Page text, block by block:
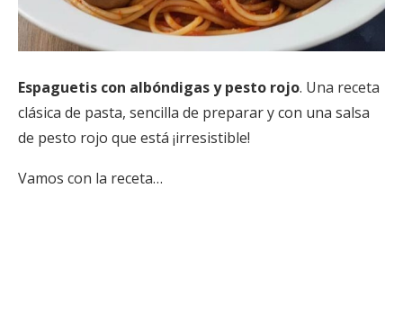
Espaguetis con albóndigas y pesto rojo. Una receta
clásica de pasta, sencilla de preparar y con una salsa
de pesto rojo que está ¡irresistible!
Vamos con la receta…